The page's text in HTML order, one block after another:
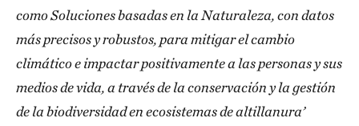
como Soluciones basadas en la Naturaleza, con datos
más precisos y robustos, para mitigar el cambio
climático e impactar positivamente a las personas y sus
medios de vida, a través de la conservación y la gestión
de la biodiversidad en ecosistemas de altillanura’